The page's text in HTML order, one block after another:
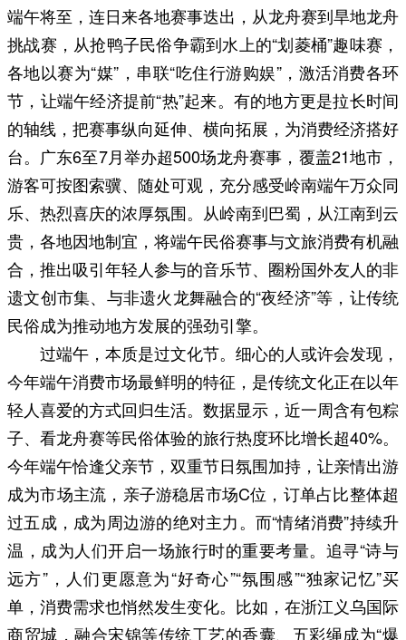
端午将至，连日来各地赛事迭出，从龙舟赛到旱地龙舟
挑战赛，从抢鸭子民俗争霸到水上的“划菱桶”趣味赛，
各地以赛为“媒”，串联“吃住行游购娱”，激活消费各环
节，让端午经济提前“热”起来。有的地方更是拉长时间
的轴线，把赛事纵向延伸、横向拓展，为消费经济搭好
台。广东6至7月举办超500场龙舟赛事，覆盖21地市，
游客可按图索骥、随处可观，充分感受岭南端午万众同
乐、热烈喜庆的浓厚氛围。从岭南到巴蜀，从江南到云
贵，各地因地制宜，将端午民俗赛事与文旅消费有机融
合，推出吸引年轻人参与的音乐节、圈粉国外友人的非
遗文创市集、与非遗火龙舞融合的“夜经济”等，让传统
民俗成为推动地方发展的强劲引擎。
过端午，本质是过文化节。细心的人或许会发现，
今年端午消费市场最鲜明的特征，是传统文化正在以年
轻人喜爱的方式回归生活。数据显示，近一周含有包粽
子、看龙舟赛等民俗体验的旅行热度环比增长超40%。
今年端午恰逢父亲节，双重节日氛围加持，让亲情出游
成为市场主流，亲子游稳居市场C位，订单占比整体超
过五成，成为周边游的绝对主力。而“情绪消费”持续升
温，成为人们开启一场旅行时的重要考量。追寻“诗与
远方”，人们更愿意为“好奇心”“氛围感”“独家记忆”买
单，消费需求也悄然发生变化。比如，在浙江义乌国际
商贸城，融合宋锦等传统工艺的香囊、五彩绳成为“爆